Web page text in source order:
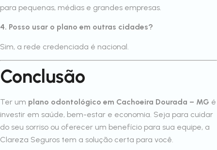
para pequenas, médias e grandes empresas.
4. Posso usar o plano em outras cidades?
Sim, a rede credenciada é nacional.
Conclusão
Ter um plano odontológico em Cachoeira Dourada – MG é
investir em saúde, bem-estar e economia. Seja para cuidar
do seu sorriso ou oferecer um benefício para sua equipe, a
Clareza Seguros tem a solução certa para você.